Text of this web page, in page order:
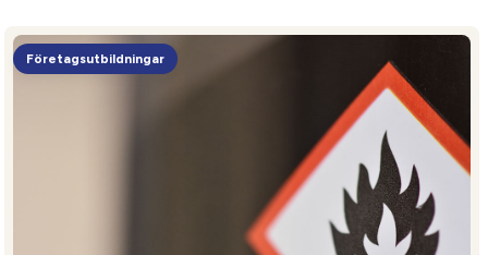
Företagsutbildningar